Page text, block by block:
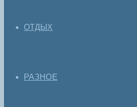
ОТДЫХ
РАЗНОЕ